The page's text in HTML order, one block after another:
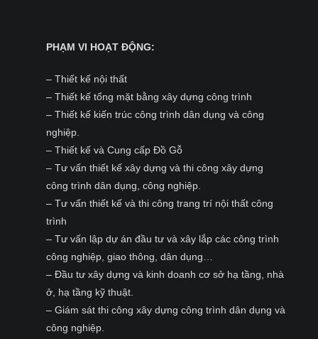
PHẠM VI HOẠT ĐỘNG:
– Thiết kế nội thất
– Thiết kế tổng mặt bằng xây dựng công trình
– Thiết kế kiến trúc công trình dân dụng và công
nghiệp.
– Thiết kế và Cung cấp Đồ Gỗ
– Tư vấn thiết kế xây dựng và thi công xây dựng
công trình dân dụng, công nghiệp.
– Tư vấn thiết kế và thi công trang trí nội thất công
trình
– Tư vấn lập dự án đầu tư và xây lắp các công trình
công nghiệp, giao thông, dân dụng…
– Đầu tư xây dựng và kinh doanh cơ sở hạ tầng, nhà
ở, hạ tầng kỹ thuật.
– Giám sát thi công xây dựng công trình dân dụng và
công nghiệp.